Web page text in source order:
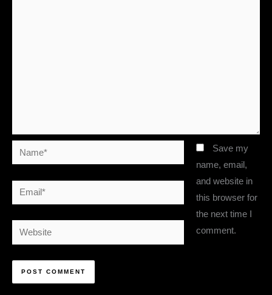
Name*
Email*
Website
Save my
name, email,
and website in
this browser for
the next time I
comment.